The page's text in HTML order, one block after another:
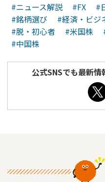
#ニュース解説 #FX #
#銘柄選び
#経済・ビジ
#脱・初心者
#米国株
#中国株
公式SNSでも最新